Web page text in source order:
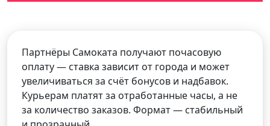
Партнёры Самоката получают почасовую
оплату — ставка зависит от города и может
увеличиваться за счёт бонусов и надбавок.
Курьерам платят за отработанные часы, а не
за количество заказов. Формат — стабильный